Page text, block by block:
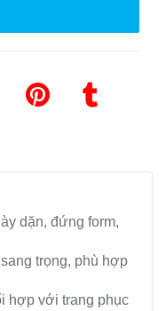
dặn, đứng form,
trọng, phù hợp
hợp với trang phục